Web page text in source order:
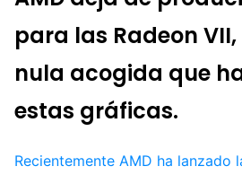
para las Radeon
nula acogida que
estas gráficas.
Recientemente AMD ha lanzado